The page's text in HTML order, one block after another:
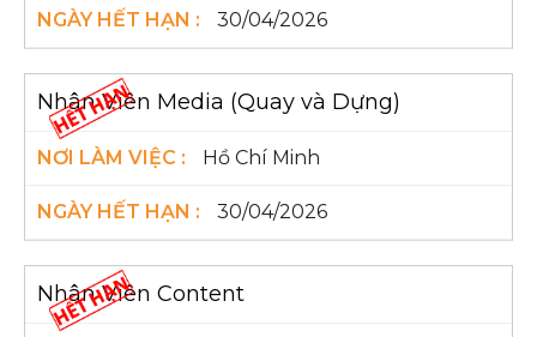
30/04/2026
Nhân Viên Media (Quay và Dựng)
Hồ Chí Minh
30/04/2026
Nhân Viên Content